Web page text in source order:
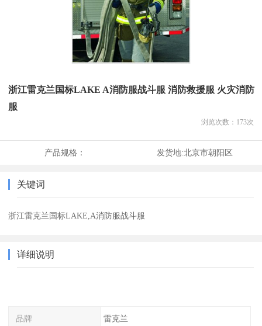
浙江雷克兰国标LAKE A消防服战斗服 消防救援服 火灾消防
服
浏览次数： 173次
产品规格： 发货地:北京市朝阳区
关键词
浙江雷克兰国标LAKE,A消防服战斗服
详细说明
品牌 雷克兰